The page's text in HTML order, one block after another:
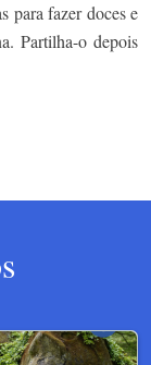
para fazer doces e
Partilha-o depois